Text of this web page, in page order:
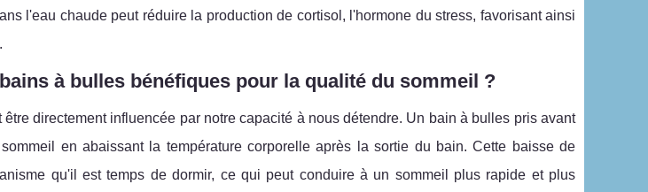
l'eau chaude peut réduire la production de cortisol, l'hormone du stress, favorisant ainsi
à bulles bénéfiques pour la qualité du sommeil ?
directement influencée par notre capacité à nous détendre. Un bain à bulles pris avant
en abaissant la température corporelle après la sortie du bain. Cette baisse de
qu'il est temps de dormir, ce qui peut conduire à un sommeil plus rapide et plus